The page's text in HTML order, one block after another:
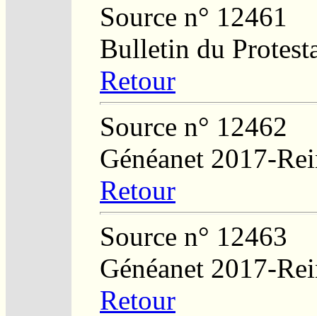
Source n° 12461
Bulletin du
Retour
Source n° 12462
Généanet 2017-
Retour
Source n° 12463
Généanet 2017-
Retour